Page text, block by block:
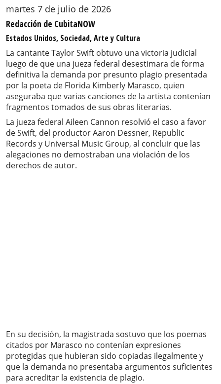
martes 7 de julio de 2026
Redacción de CubitaNOW
Estados Unidos, Sociedad, Arte y Cultura
La cantante Taylor Swift obtuvo una victoria judicial
luego de que una jueza federal desestimara de forma
definitiva la demanda por presunto plagio presentada
por la poeta de Florida Kimberly Marasco, quien
aseguraba que varias canciones de la artista contenían
fragmentos tomados de sus obras literarias.
La jueza federal Aileen Cannon resolvió el caso a favor
de Swift, del productor Aaron Dessner, Republic
Records y Universal Music Group, al concluir que las
alegaciones no demostraban una violación de los
derechos de autor.
En su decisión, la magistrada sostuvo que los poemas
citados por Marasco no contenían expresiones
protegidas que hubieran sido copiadas ilegalmente y
que la demanda no presentaba argumentos suficientes
para acreditar la existencia de plagio.